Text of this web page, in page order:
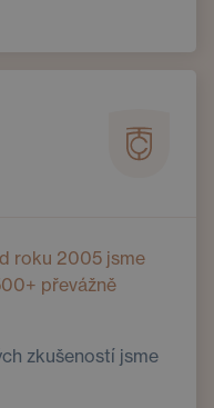
roku 2005 jsme
převážně
zkušeností jsme